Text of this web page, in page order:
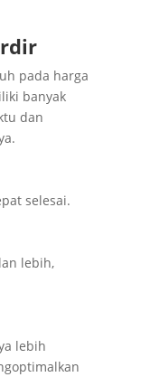
pada harga
banyak
dan
selesai.
lebih,
lebih